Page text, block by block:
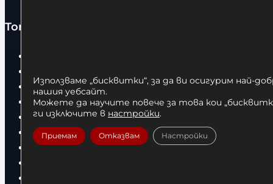
Топ категории
Боксови ръкавици
Дрехи
Детски дрехи
Суичъри
Фитнес оборудване и аксесоари
Използваме „бисквитки“, за да ви осигурим най-
нашия уебсайт.
Можете да научите повече за това кои
ги изключите в настройки.
Приемам Отказвам Настройки